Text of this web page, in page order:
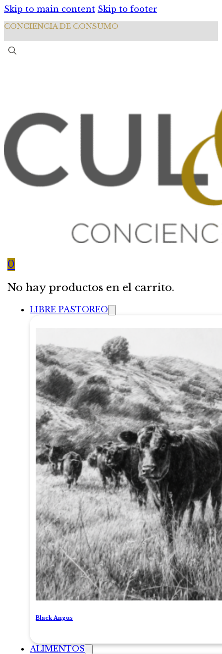
Skip to main content Skip to footer
CONCIENCIA DE CONSUMO
0
No hay productos en el carrito.
LIBRE PASTOREO
Black Angus
ALIMENTOS